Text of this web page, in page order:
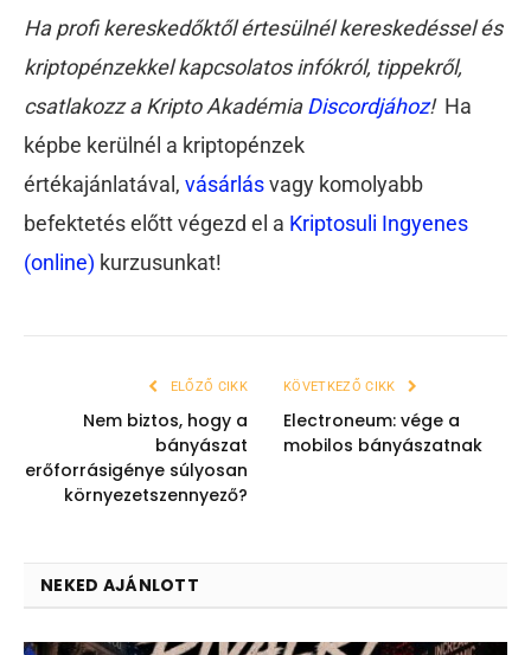
Ha profi kereskedőktől értesülnél kereskedéssel és
kriptopénzekkel kapcsolatos infókról, tippekről,
csatlakozz a Kripto AkadémiaDiscordjához! Ha
képbe kerülnél a kriptopénzek
értékajánlatával, vásárlásvagy komolyabb
befektetés előtt végezd el a Kriptosuli Ingyenes
(online) kurzusunkat!
ELŐZŐ CIKK
Nem biztos, hogy a
bányászat
erőforrásigénye súlyosan
környezetszennyező?
KÖVETKEZŐ CIKK
Electroneum: vége a
mobilos bányászatnak
NEKED AJÁNLOTT